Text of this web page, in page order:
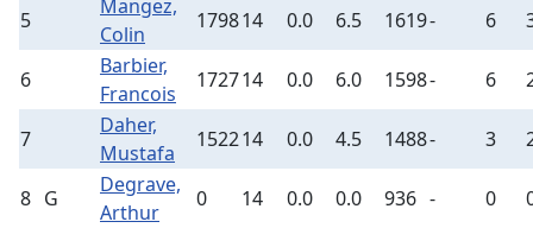
5
Mangez,
Colin
179814 0.0 6.5 1619- 6
6
Barbier,
Francois
172714 0.0 6.0 1598- 6
7
Daher,
Mustafa
152214 0.0 4.5 1488- 3
8 G
Degrave,
Arthur
0 14 0.0 0.0 936 - 0